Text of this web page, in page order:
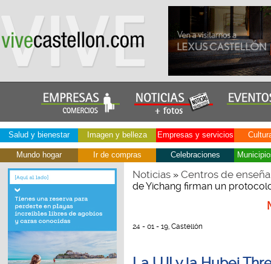
Salud y bienestar Imagen y belleza Empresas y servicios
Mundo hogar Ir de compras Celebraciones
Noticias» Centros de
de Yichang firman un
24 - 01 - 19, Castellón